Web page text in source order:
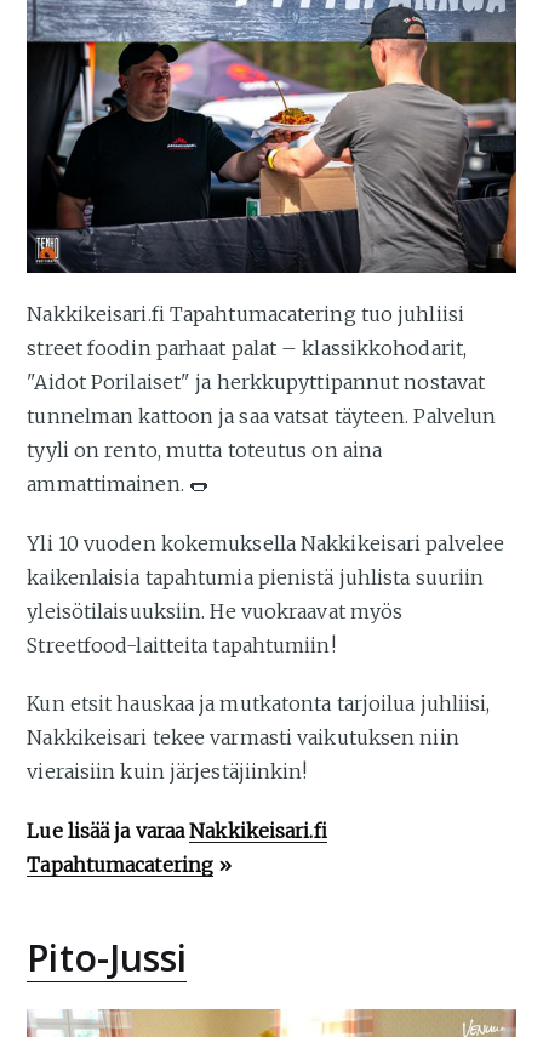
Nakkikeisari.fi Tapahtumacatering tuo juhliisi
street foodin parhaat palat – klassikkohodarit,
"Aidot Porilaiset" ja herkkupyttipannut nostavat
tunnelman kattoon ja saa vatsat täyteen. Palvelun
tyyli on rento, mutta toteutus on aina
ammattimainen. 🌭
Yli 10 vuoden kokemuksella Nakkikeisari palvelee
kaikenlaisia tapahtumia pienistä juhlista suuriin
yleisötilaisuuksiin. He vuokraavat myös
Streetfood-laitteita tapahtumiin!
Kun etsit hauskaa ja mutkatonta tarjoilua juhliisi,
Nakkikeisari tekee varmasti vaikutuksen niin
vieraisiin kuin järjestäjiinkin!
Lue lisää ja varaaNakkikeisari.fi
Tapahtumacatering »
Pito-Jussi